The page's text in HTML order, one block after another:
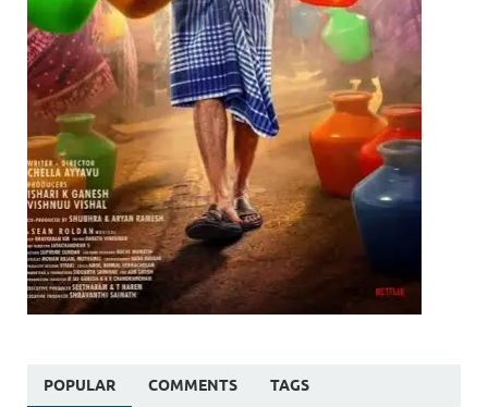
POPULAR COMMENTS TAGS